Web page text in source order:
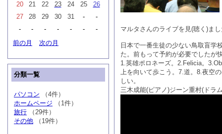
マルタさんのライブを見(聴く)ま
日本で一番生徒の少ない鳥取盲学
た。前もって予約が必要でしたが
1.英雄ポロネーズ。2.Felicia。
上を向いて歩こう。7.道。8.夜空
しい。
三木成能(ピアノ)ジーン重村(ドラ
20
21 22 23 24 25
26
27
28 29 30 31 -
-
-
- - - - -
-
前の月
次の月
分類一覧
パソコン （4件）
ホームページ （1件）
旅行 （29件）
その他 （19件）